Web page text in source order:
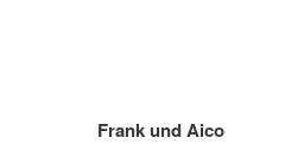
Frank und Aico